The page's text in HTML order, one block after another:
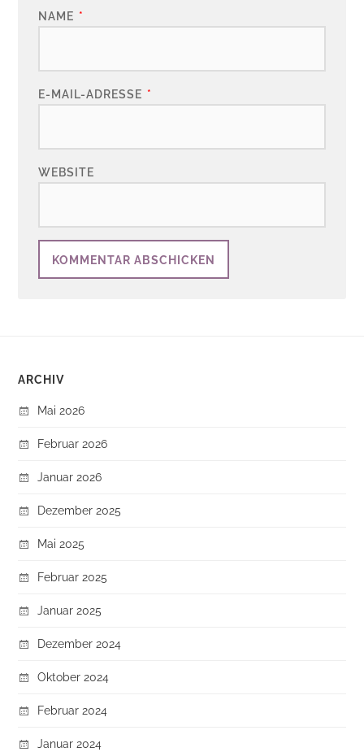
NAME *
E-MAIL-ADRESSE *
WEBSITE
ARCHIV
Mai 2026
Februar 2026
Januar 2026
Dezember 2025
Mai 2025
Februar 2025
Januar 2025
Dezember 2024
Oktober 2024
Februar 2024
Januar 2024